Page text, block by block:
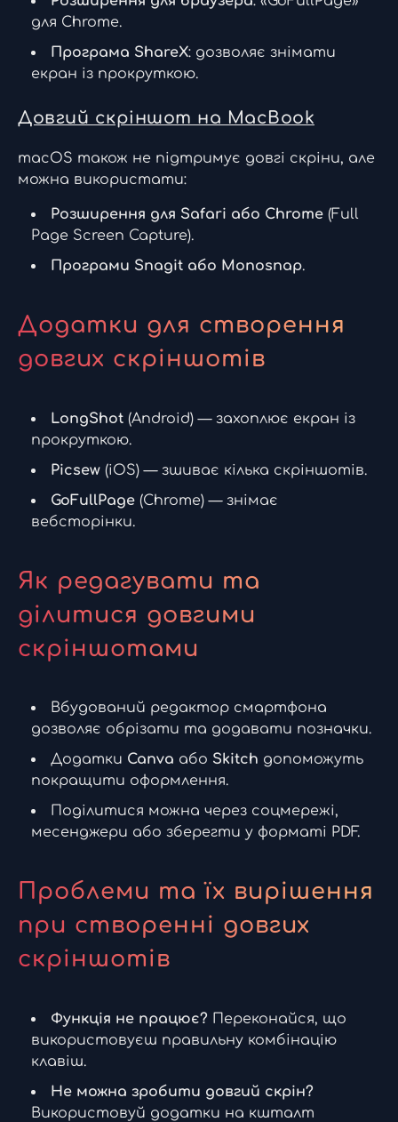
для Chrome.
Програма ShareX: дозволяє знімати
екран із прокруткою.
Довгий скріншот на MacBook
macOS також не підтримує довгі скріни, але
можна використати:
Розширення для Safari або Chrome (Full
Page Screen Capture).
Програми Snagit або Monosnap.
Додатки для створення
довгих скріншотів
LongShot (Android) — захоплює екран із
прокруткою.
Picsew (iOS) — зшиває кілька скріншотів.
GoFullPage (Chrome) — знімає
вебсторінки.
Як редагувати та
ділитися довгими
скріншотами
Вбудований редактор смартфона
дозволяє обрізати та додавати позначки.
Додатки Canva або Skitch допоможуть
покращити оформлення.
Поділитися можна через соцмережі,
месенджери або зберегти у форматі PDF.
Проблеми та їх вирішення
при створенні довгих
скріншотів
Функція не працює? Переконайся, що
використовуєш правильну комбінацію
клавіш.
Не можна зробити довгий скрін?
Використовуй додатки на кшталт